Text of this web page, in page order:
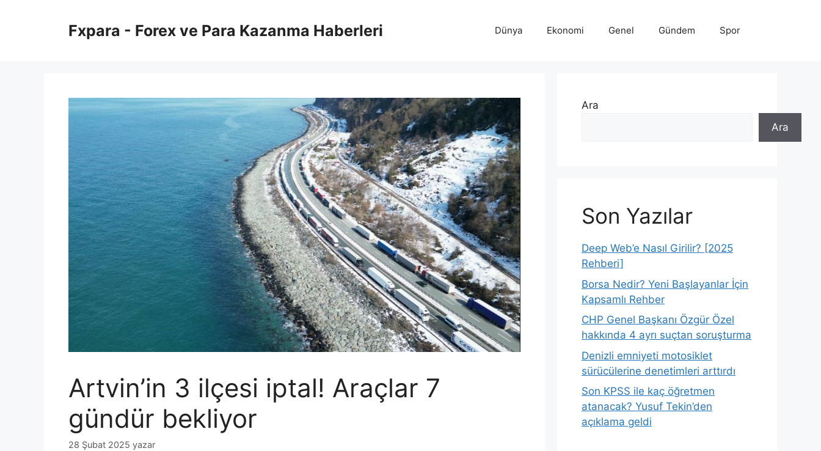
Fxpara - Forex ve Para Kazanma Haberleri Dünya Ekonomi Genel Gündem Spor
Artvin’in 3 ilçesi iptal! Araçlar 7
gündür bekliyor
28 Şubat 2025 yazar
Ara
Ara
Son Yazılar
Deep Web’e Nasıl Girilir? [2025
Rehberi]
Borsa Nedir? Yeni Başlayanlar İçin
Kapsamlı Rehber
CHP Genel Başkanı Özgür Özel
hakkında 4 ayrı suçtan soruşturma
Denizli emniyeti motosiklet
sürücülerine denetimleri arttırdı
Son KPSS ile kaç öğretmen
atanacak? Yusuf Tekin’den
açıklama geldi